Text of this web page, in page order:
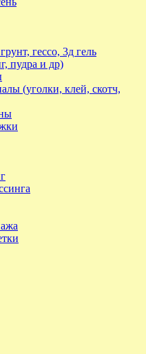
гессо, 3д гель
пудра и др)
(уголки, клей, скотч,